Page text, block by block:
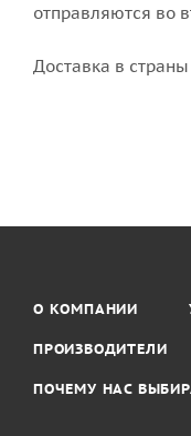
отправляются во
Доставка в
О КОМПАНИИ
ПРОИЗВОДИТЕЛИ
ПОЧЕМУ НАС